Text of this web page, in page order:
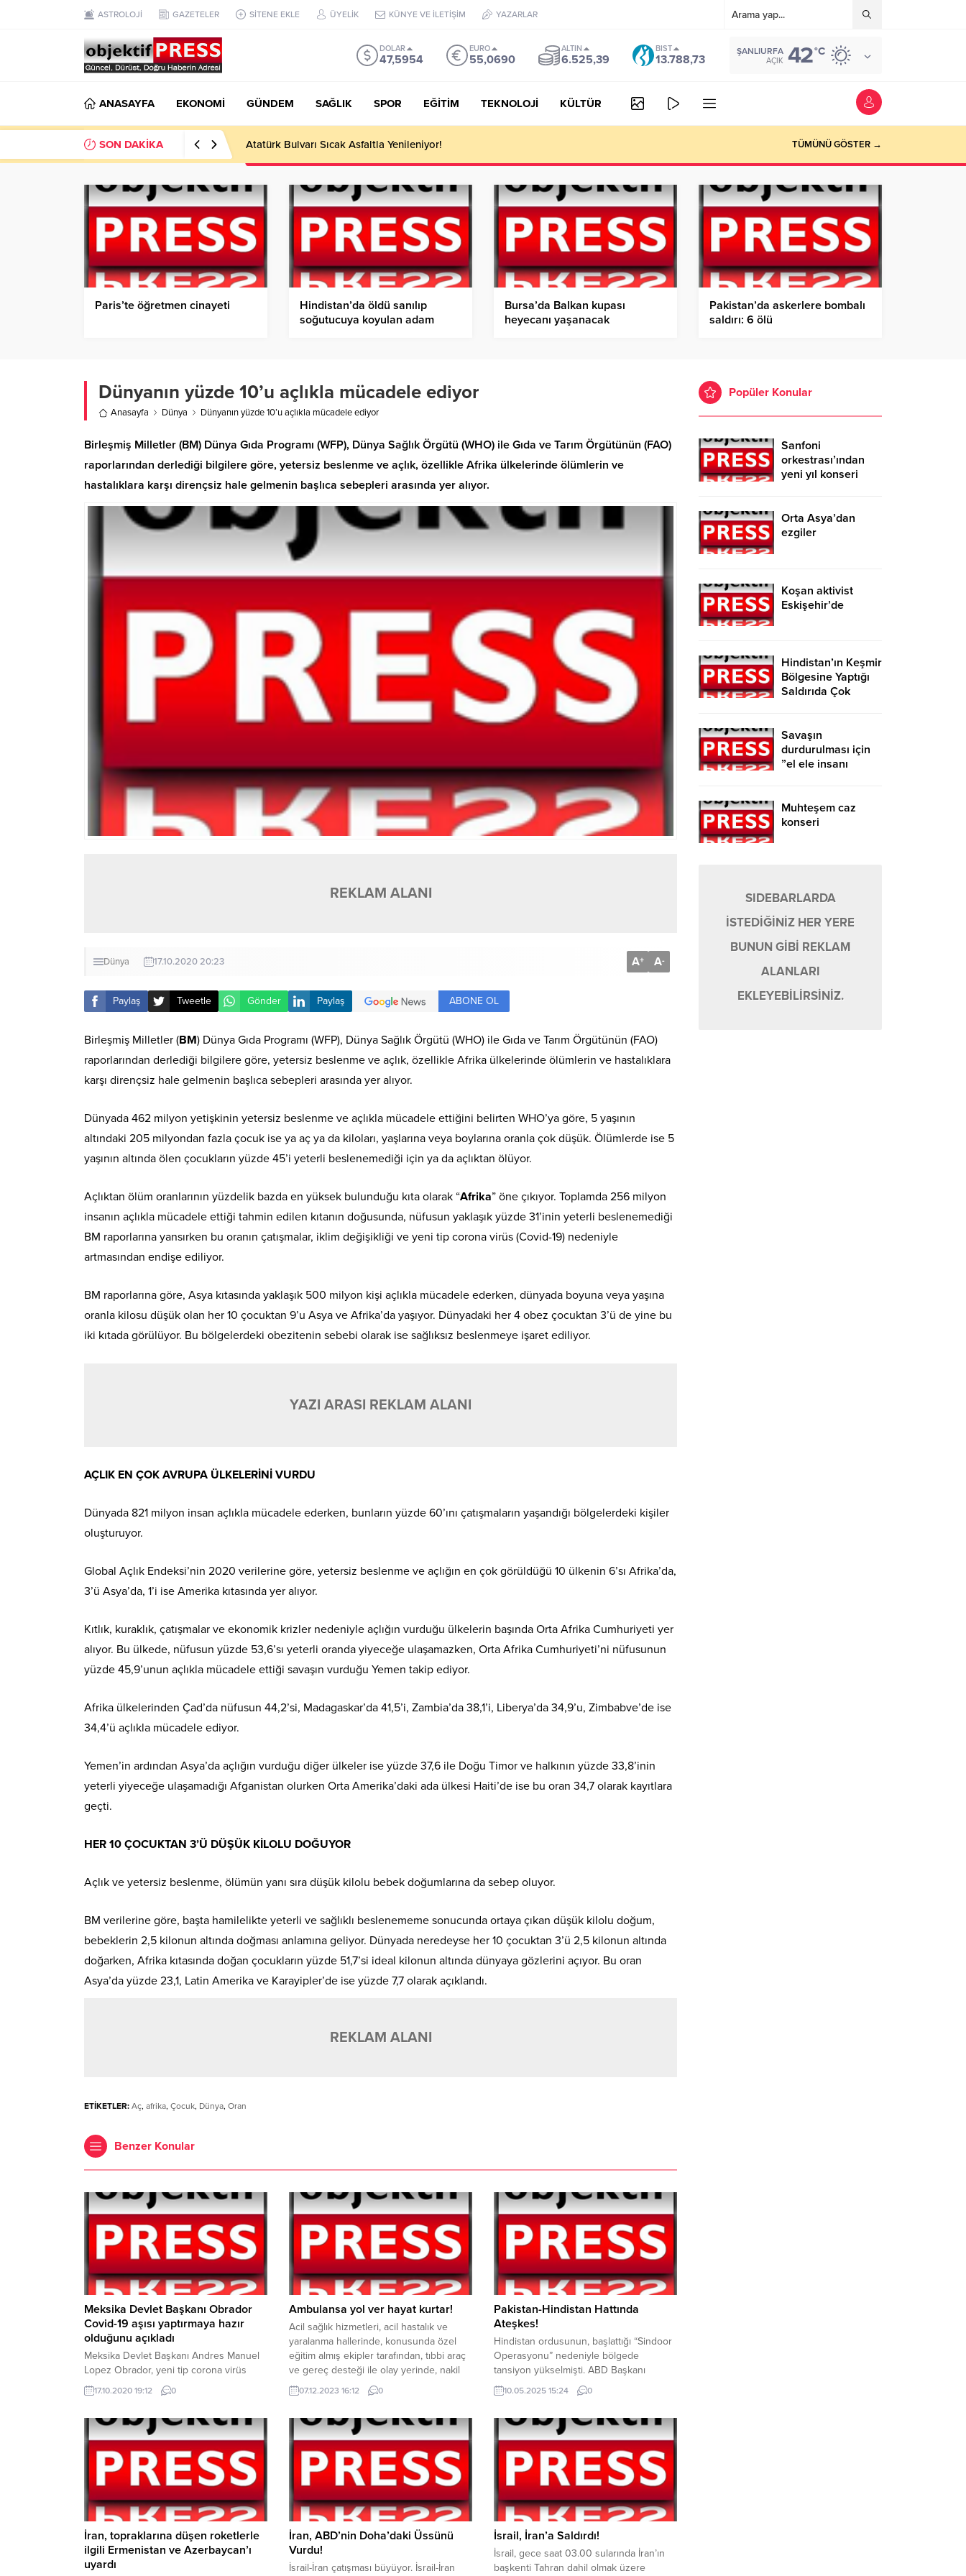
ASTROLOJİ GAZETELER SİTENE EKLE ÜYELİK KÜNYE VE İLETİŞİM YAZARLAR
DOLAR
47,5954
EURO
55,0690
ALTIN
6.525,39
BIST
13.788,73
ŞANLIURFA
AÇIK 42°C
ANASAYFA EKONOMİ GÜNDEM SAĞLIK SPOR EĞİTİM TEKNOLOJİ KÜLTÜR
SON DAKİKA Temmuzda IPARD III Kapsamında 634,3 Milyon Lira Hibe Ödemesi Yapıldı! TÜMÜNÜ GÖSTER →
Paris’te öğretmen cinayeti
Hindistan’da öldü sanılıp
soğutucuya koyulan adam
Bursa’da Balkan kupası
heyecanı yaşanacak
Pakistan’da askerlere bombalı
saldırı: 6 ölü
Dünyanın yüzde 10’u açlıkla mücadele ediyor
Anasayfa Dünya Dünyanın yüzde 10’u açlıkla mücadele ediyor
Birleşmiş Milletler (BM) Dünya Gıda Programı (WFP), Dünya Sağlık Örgütü (WHO) ile Gıda ve Tarım Örgütünün (FAO)
raporlarından derlediği bilgilere göre, yetersiz beslenme ve açlık, özellikle Afrika ülkelerinde ölümlerin ve
hastalıklara karşı dirençsiz hale gelmenin başlıca sebepleri arasında yer alıyor.
REKLAM ALANI
Dünya 17.10.2020 20:23 A+ A-
Paylaş Tweetle Gönder Paylaş ABONE OL
Birleşmiş Milletler (BM) Dünya Gıda Programı (WFP), Dünya Sağlık Örgütü (WHO) ile Gıda ve Tarım Örgütünün (FAO)
raporlarından derlediği bilgilere göre, yetersiz beslenme ve açlık, özellikle Afrika ülkelerinde ölümlerin ve hastalıklara
karşı dirençsiz hale gelmenin başlıca sebepleri arasında yer alıyor.
Dünyada 462 milyon yetişkinin yetersiz beslenme ve açlıkla mücadele ettiğini belirten WHO’ya göre, 5 yaşının
altındaki 205 milyondan fazla çocuk ise ya aç ya da kiloları, yaşlarına veya boylarına oranla çok düşük. Ölümlerde ise 5
yaşının altında ölen çocukların yüzde 45’i yeterli beslenemediği için ya da açlıktan ölüyor.
Açlıktan ölüm oranlarının yüzdelik bazda en yüksek bulunduğu kıta olarak “Afrika” öne çıkıyor. Toplamda 256 milyon
insanın açlıkla mücadele ettiği tahmin edilen kıtanın doğusunda, nüfusun yaklaşık yüzde 31’inin yeterli beslenemediği
BM raporlarına yansırken bu oranın çatışmalar, iklim değişikliği ve yeni tip corona virüs (Covid-19) nedeniyle
artmasından endişe ediliyor.
BM raporlarına göre, Asya kıtasında yaklaşık 500 milyon kişi açlıkla mücadele ederken, dünyada boyuna veya yaşına
oranla kilosu düşük olan her 10 çocuktan 9’u Asya ve Afrika’da yaşıyor. Dünyadaki her 4 obez çocuktan 3’ü de yine bu
iki kıtada görülüyor. Bu bölgelerdeki obezitenin sebebi olarak ise sağlıksız beslenmeye işaret ediliyor.
YAZI ARASI REKLAM ALANI
AÇLIK EN ÇOK AVRUPA ÜLKELERİNİ VURDU
Dünyada 821 milyon insan açlıkla mücadele ederken, bunların yüzde 60’ını çatışmaların yaşandığı bölgelerdeki kişiler
oluşturuyor.
Global Açlık Endeksi’nin 2020 verilerine göre, yetersiz beslenme ve açlığın en çok görüldüğü 10 ülkenin 6’sı Afrika’da,
3’ü Asya’da, 1’i ise Amerika kıtasında yer alıyor.
Kıtlık, kuraklık, çatışmalar ve ekonomik krizler nedeniyle açlığın vurduğu ülkelerin başında Orta Afrika Cumhuriyeti yer
alıyor. Bu ülkede, nüfusun yüzde 53,6’sı yeterli oranda yiyeceğe ulaşamazken, Orta Afrika Cumhuriyeti’ni nüfusunun
yüzde 45,9’unun açlıkla mücadele ettiği savaşın vurduğu Yemen takip ediyor.
Afrika ülkelerinden Çad’da nüfusun 44,2’si, Madagaskar’da 41,5’i, Zambia’da 38,1’i, Liberya’da 34,9’u, Zimbabve’de ise
34,4’ü açlıkla mücadele ediyor.
Yemen’in ardından Asya’da açlığın vurduğu diğer ülkeler ise yüzde 37,6 ile Doğu Timor ve halkının yüzde 33,8’inin
yeterli yiyeceğe ulaşamadığı Afganistan olurken Orta Amerika’daki ada ülkesi Haiti’de ise bu oran 34,7 olarak kayıtlara
geçti.
HER 10 ÇOCUKTAN 3’Ü DÜŞÜK KİLOLU DOĞUYOR
Açlık ve yetersiz beslenme, ölümün yanı sıra düşük kilolu bebek doğumlarına da sebep oluyor.
BM verilerine göre, başta hamilelikte yeterli ve sağlıklı beslenememe sonucunda ortaya çıkan düşük kilolu doğum,
bebeklerin 2,5 kilonun altında doğması anlamına geliyor. Dünyada neredeyse her 10 çocuktan 3’ü 2,5 kilonun altında
doğarken, Afrika kıtasında doğan çocukların yüzde 51,7’si ideal kilonun altında dünyaya gözlerini açıyor. Bu oran
Asya’da yüzde 23,1, Latin Amerika ve Karayipler’de ise yüzde 7,7 olarak açıklandı.
REKLAM ALANI
ETİKETLER: Aç, afrika, Çocuk, Dünya, Oran
Benzer Konular
Meksika Devlet Başkanı Obrador
Covid-19 aşısı yaptırmaya hazır
olduğunu açıkladı
Meksika Devlet Başkanı Andres Manuel
Lopez Obrador, yeni tip corona virüs
(Covid-19) aşısının ülkesinde hazır
olduğunda halkı teşvik etmek için ...
17.10.2020 19:12 0
Ambulansa yol ver hayat kurtar!
Acil sağlık hizmetleri, acil hastalık ve
yaralanma hallerinde, konusunda özel
eğitim almış ekipler tarafından, tıbbi araç
ve gereç desteği ile olay yerinde, nakil
sırasında, sağlık kurum ve kuruluşlarında
sunulan tüm sağlık hizmetlerini kapsar.Bu
sunulabilmesi için acil çağrı hatlarının
gereksiz yere meşgul edilmemesi ve
trafikteki...
07.12.2023 16:12 0
Pakistan-Hindistan Hattında
Ateşkes!
Hindistan ordusunun, başlattığı “Sindoor
Operasyonu” nedeniyle bölgede
tansiyon yükselmişti. ABD Başkanı
Donald Trump, iki ülke arasında ateşkesi
duyurdu. İki ülke arasındaki gerginlik
düzenlediği hava saldırılarıyla doruğa
çıkmıştı. Hindistan, Sindoor
Operasyonu’na Pakistan’dan gece
saatlerinde misilleme gelmişti. İki nükleer
güç arasındaki çatışmayı bütün dünya
endişe ile takip ediyordu. ABD...
10.05.2025 15:24 0
İran, topraklarına düşen roketlerle
ilgili Ermenistan ve Azerbaycan’ı
uyardı
İran, ABD’nin Doha’daki Üssünü
Vurdu!
İsrail-İran çatışması büyüyor. İsrail-İran
İsrail, İran’a Saldırdı!
İsrail, gece saat 03.00 sularında İran’ın
başkenti Tahran dahil olmak üzere
Popüler Konular
Sanfoni
orkestrası’ından
yeni yıl konseri
Orta Asya’dan
ezgiler
Koşan aktivist
Eskişehir’de
Hindistan’ın Keşmir
Bölgesine Yaptığı
Saldırıda Çok
Savaşın
durdurulması için
”el ele insanı
Muhteşem caz
konseri
SIDEBARLARDA
İSTEDİĞİNİZ HER YERE
BUNUN GİBİ REKLAM
ALANLARI
EKLEYEBİLİRSİNİZ.